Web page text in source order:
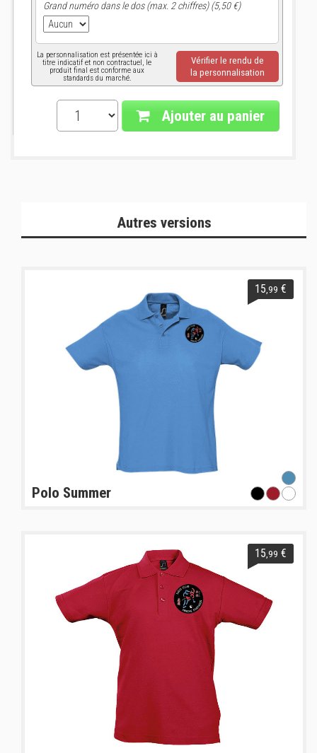
Grand numéro dans le dos (max. 2 chiffres) (5,50 €)
La personnalisation est présentée ici à
titre indicatif et non contractuel, le
produit final est conforme aux
standards du marché.
Vérifier le rendu de
la personnalisation
Ajouter au panier
Autres versions
15 ,99 €
Polo Summer
15 ,99 €